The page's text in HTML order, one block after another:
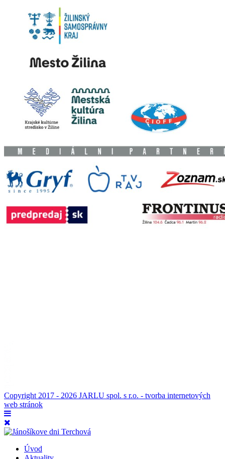
Copyright 2017 - 2026 JARLU spol. s r.o. - tvorba internetových
web stránok
Úvod